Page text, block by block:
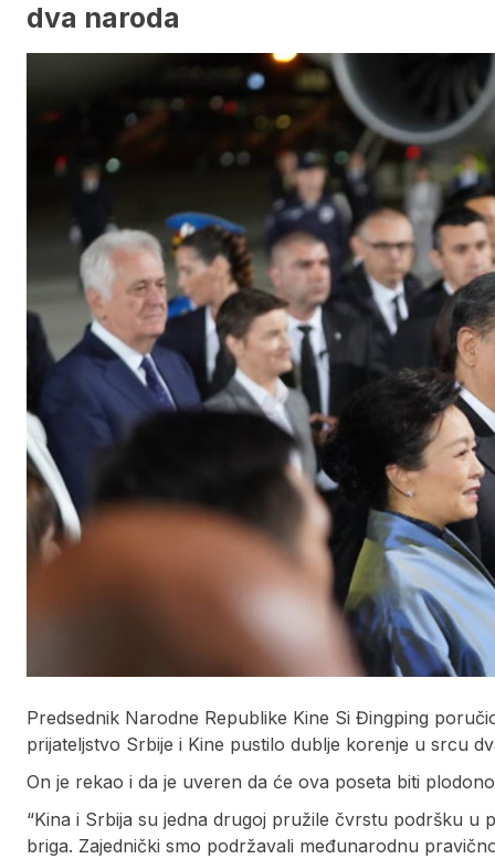
dva naroda
Predsednik Narodne Republike Kine Si Đingping
prijateljstvo Srbije i Kine pustilo dublje korenje u srcu
On je rekao i da je uveren da će ova poseta biti
“Kina i Srbija su jedna drugoj pružile čvrstu podršku u
briga. Zajednički smo podržavali međunarodnu